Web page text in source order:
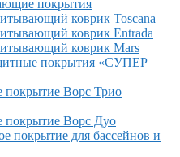
покрытия
коврик Toscana
коврик Entrada
коврик Mars
покрытия «СУПЕР
покрытие Ворс Трио
покрытие Ворс Дуо
покрытие для бассейнов и